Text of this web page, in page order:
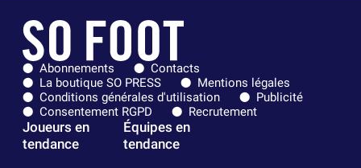
Abonnements
Contacts
La boutique SO PRESS
Mentions légales
Conditions générales d'utilisation
Publicité
Consentement RGPD
Recrutement
Joueurs en
tendance
Équipes en
tendance